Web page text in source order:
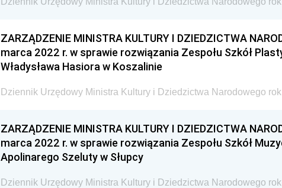
ZARZĄDZENIE MINISTRA KULTURY I DZIEDZICTWA
marca 2022 r. w sprawie rozwiązania Zespołu Szkół
Władysława Hasiora w Koszalinie
Dziennik Urzędowy Ministra Kultury i Dziedzictwa Narodowego
ZARZĄDZENIE MINISTRA KULTURY I DZIEDZICTWA
marca 2022 r. w sprawie rozwiązania Zespołu Szkół
Apolinarego Szeluty w Słupcy
Dziennik Urzędowy Ministra Kultury i Dziedzictwa Narodowego